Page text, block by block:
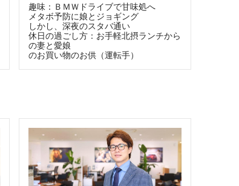
趣味：ＢＭＷドライブで甘味処へ
メタボ予防に娘とジョギング
しかし、深夜のスタバ通い
休日の過ごし方：お手軽北摂ランチから
の妻と愛娘
のお買い物のお供（運転手）